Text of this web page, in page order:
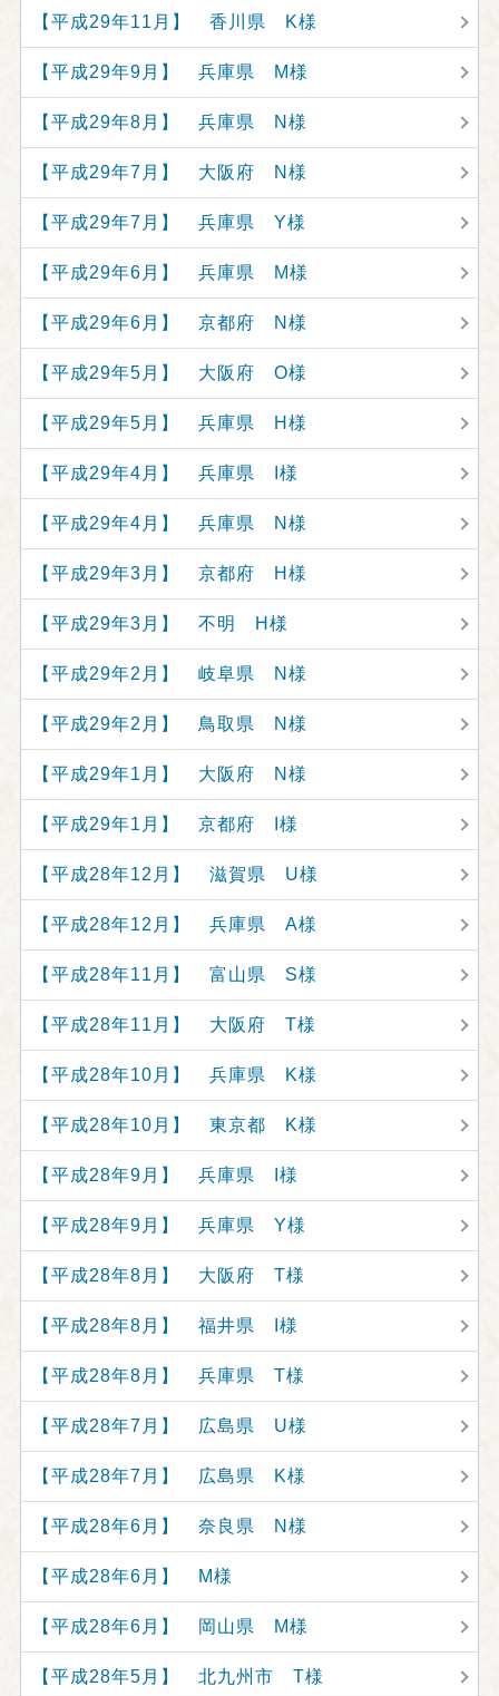
【平成29年11月】 香川県 K様
【平成29年9月】 兵庫県 M様
【平成29年8月】 兵庫県 N様
【平成29年7月】 大阪府 N様
【平成29年7月】 兵庫県 Y様
【平成29年6月】 兵庫県 M様
【平成29年6月】 京都府 N様
【平成29年5月】 大阪府 O様
【平成29年5月】 兵庫県 H様
【平成29年4月】 兵庫県 I様
【平成29年4月】 兵庫県 N様
【平成29年3月】 京都府 H様
【平成29年3月】 不明 H様
【平成29年2月】 岐阜県 N様
【平成29年2月】 鳥取県 N様
【平成29年1月】 大阪府 N様
【平成29年1月】 京都府 I様
【平成28年12月】 滋賀県 U様
【平成28年12月】 兵庫県 A様
【平成28年11月】 富山県 S様
【平成28年11月】 大阪府 T様
【平成28年10月】 兵庫県 K様
【平成28年10月】 東京都 K様
【平成28年9月】 兵庫県 I様
【平成28年9月】 兵庫県 Y様
【平成28年8月】 大阪府 T様
【平成28年8月】 福井県 I様
【平成28年8月】 兵庫県 T様
【平成28年7月】 広島県 U様
【平成28年7月】 広島県 K様
【平成28年6月】 奈良県 N様
【平成28年6月】 M様
【平成28年6月】 岡山県 M様
【平成28年5月】 北九州市 T様